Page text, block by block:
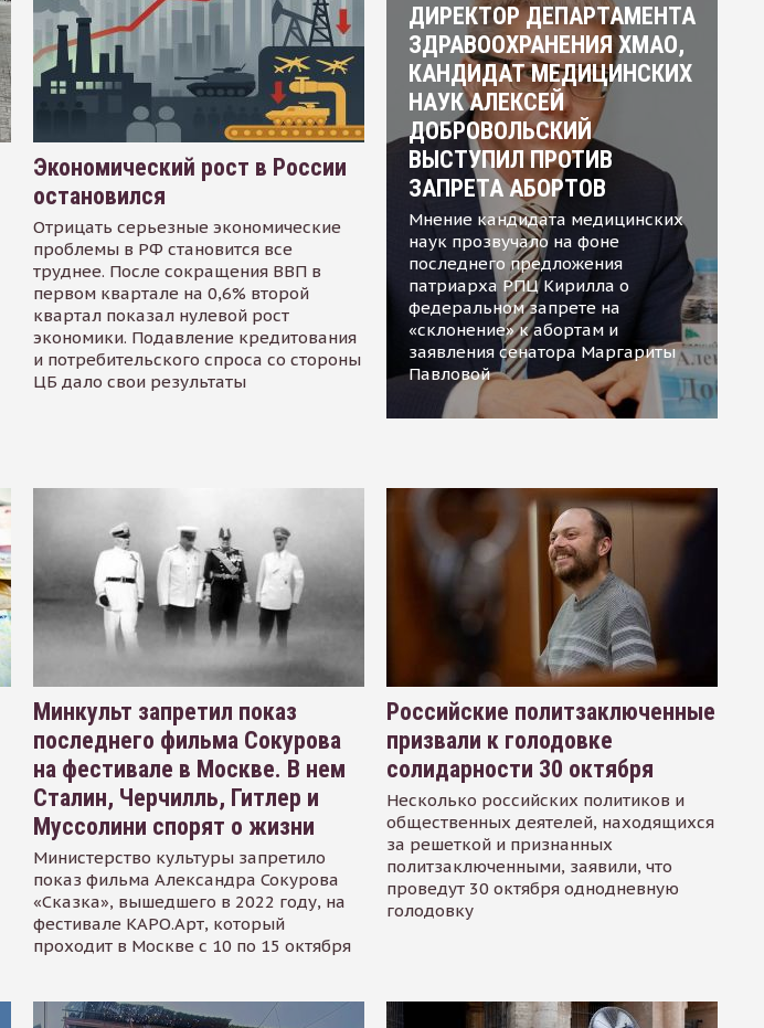
Экономический рост в России
остановился
Отрицать серьезные экономические
проблемы в РФ становится все
труднее. После сокращения ВВП в
первом квартале на 0,6% второй
квартал показал нулевой рост
экономики. Подавление кредитования
и потребительского спроса со стороны
ЦБ дало свои результаты
ДИРЕКТОР ДЕПАРТАМЕНТА
ЗДРАВООХРАНЕНИЯ ХМАО,
КАНДИДАТ МЕДИЦИНСКИХ
НАУК АЛЕКСЕЙ
ДОБРОВОЛЬСКИЙ
ВЫСТУПИЛ ПРОТИВ
ЗАПРЕТА АБОРТОВ
Мнение кандидата медицинских
наук прозвучало на фоне
последнего предложения
патриарха РПЦ Кирилла о
федеральном запрете на
«склонение» к абортам и
заявления сенатора Маргариты
Павловой
Минкульт запретил показ
последнего фильма Сокурова
на фестивале в Москве. В нем
Сталин, Черчилль, Гитлер и
Муссолини спорят о жизни
Министерство культуры запретило
показ фильма Александра Сокурова
«Сказка», вышедшего в 2022 году, на
фестивале КАРО.Арт, который
проходит в Москве с 10 по 15 октября
Российские политзаключенные
призвали к голодовке
солидарности 30 октября
Несколько российских политиков и
общественных деятелей, находящихся
за решеткой и признанных
политзаключенными, заявили, что
проведут 30 октября однодневную
голодовку